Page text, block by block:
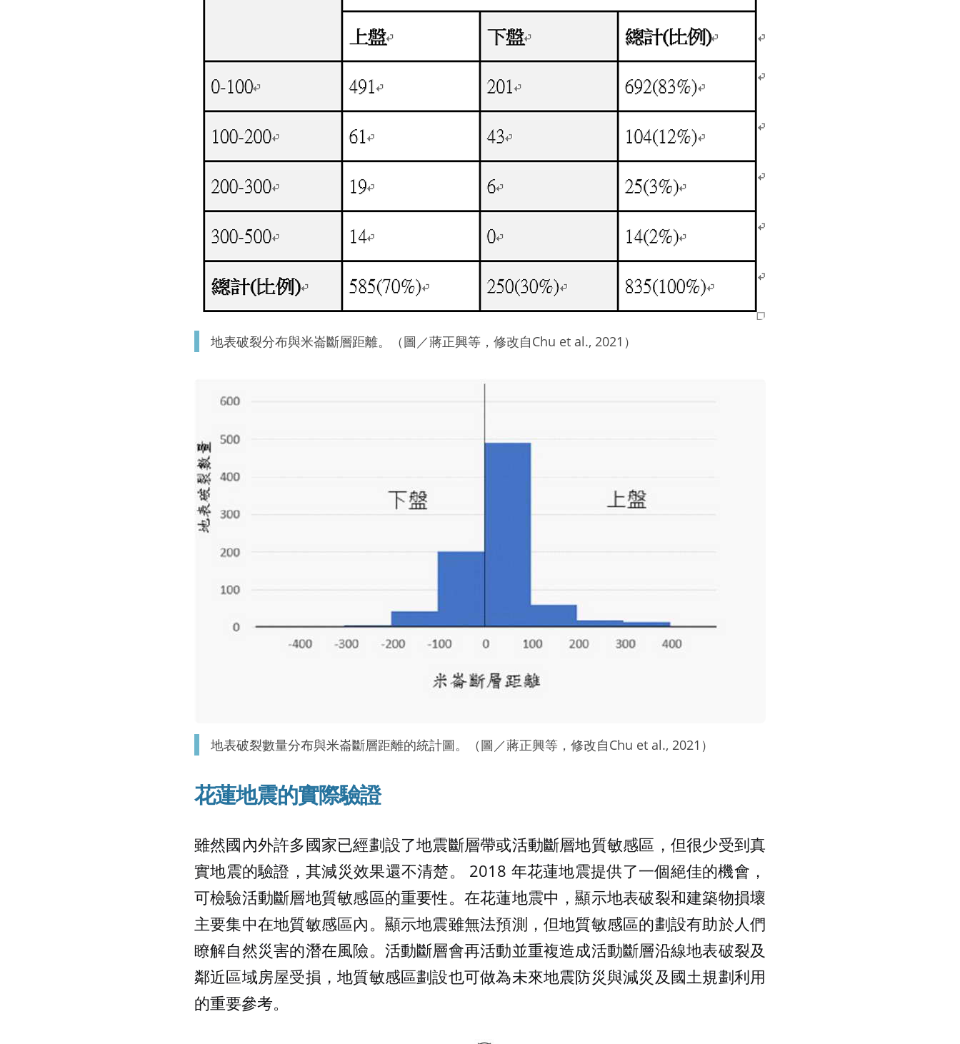
地表破裂分布與米崙斷層距離。（圖／蔣正興等，修改自Chu et al., 2021）
地表破裂數量分布與米崙斷層距離的統計圖。（圖／蔣正興等，修改自Chu et al., 2021）
花蓮地震的實際驗證
雖然國內外許多國家已經劃設了地震斷層帶或活動斷層地質敏感區，但很少受到真
實地震的驗證，其減災效果還不清楚。 2018 年花蓮地震提供了一個絕佳的機會，
可檢驗活動斷層地質敏感區的重要性。在花蓮地震中，顯示地表破裂和建築物損壞
主要集中在地質敏感區內。顯示地震雖無法預測，但地質敏感區的劃設有助於人們
瞭解自然災害的潛在風險。活動斷層會再活動並重複造成活動斷層沿線地表破裂及
鄰近區域房屋受損，地質敏感區劃設也可做為未來地震防災與減災及國土規劃利用
的重要參考。